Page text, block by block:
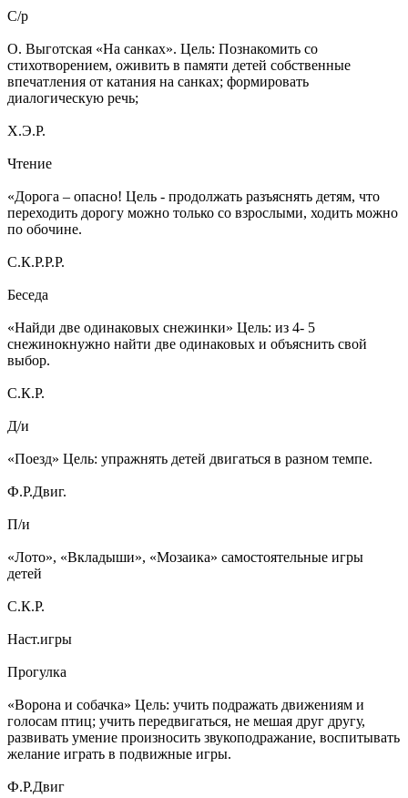
С/р
О. Выготская «На санках». Цель: Познакомить со
стихотворением, оживить в памяти детей собственные
впечатления от катания на санках; формировать
диалогическую речь;
Х.Э.Р.
Чтение
«Дорога – опасно! Цель - продолжать разъяснять детям, что
переходить дорогу можно только со взрослыми, ходить можно
по обочине.
С.К.Р.Р.Р.
Беседа
«Найди две одинаковых снежинки» Цель: из 4- 5
снежинокнужно найти две одинаковых и объяснить свой
выбор.
С.К.Р.
Д/и
«Поезд» Цель: упражнять детей двигаться в разном темпе.
Ф.Р.Двиг.
П/и
«Лото», «Вкладыши», «Мозаика» самостоятельные игры
детей
С.К.Р.
Наст.игры
Прогулка
«Ворона и собачка» Цель: учить подражать движениям и
голосам птиц; учить передвигаться, не мешая друг другу,
развивать умение произносить звукоподражание, воспитывать
желание играть в подвижные игры.
Ф.Р.Двиг